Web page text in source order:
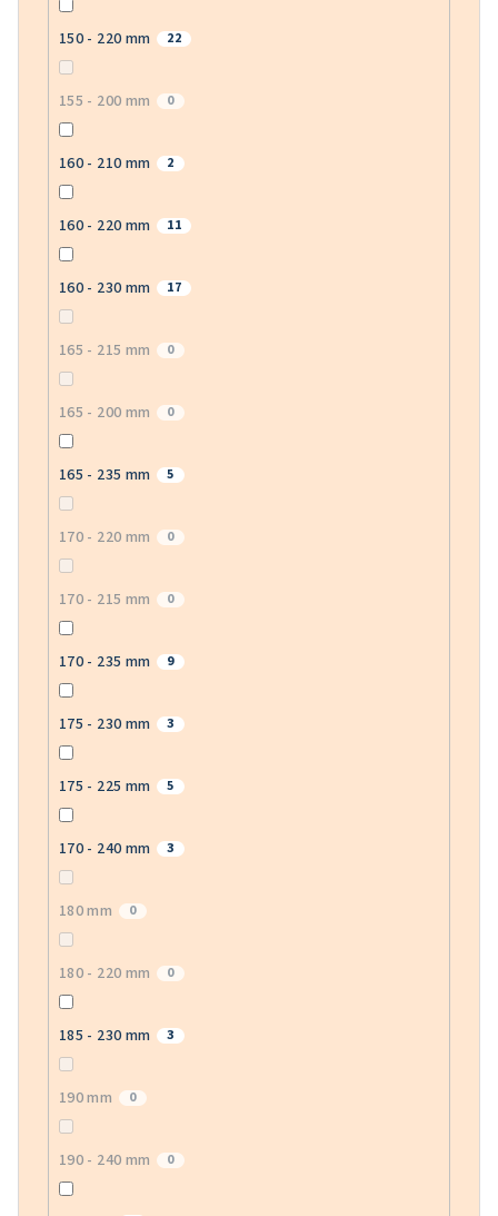
150 - 220 mm 22
155 - 200 mm 0
160 - 210 mm 2
160 - 220 mm 11
160 - 230 mm 17
165 - 215 mm 0
165 - 200 mm 0
165 - 235 mm 5
170 - 220 mm 0
170 - 215 mm 0
170 - 235 mm 9
175 - 230 mm 3
175 - 225 mm 5
170 - 240 mm 3
180 mm 0
180 - 220 mm 0
185 - 230 mm 3
190 mm 0
190 - 240 mm 0